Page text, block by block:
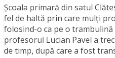
Şcoala primară din satul
fel de haltă prin care mulţi
folosind-o ca pe o trambulină
profesorul Lucian Pavel a
de timp, după care a fost